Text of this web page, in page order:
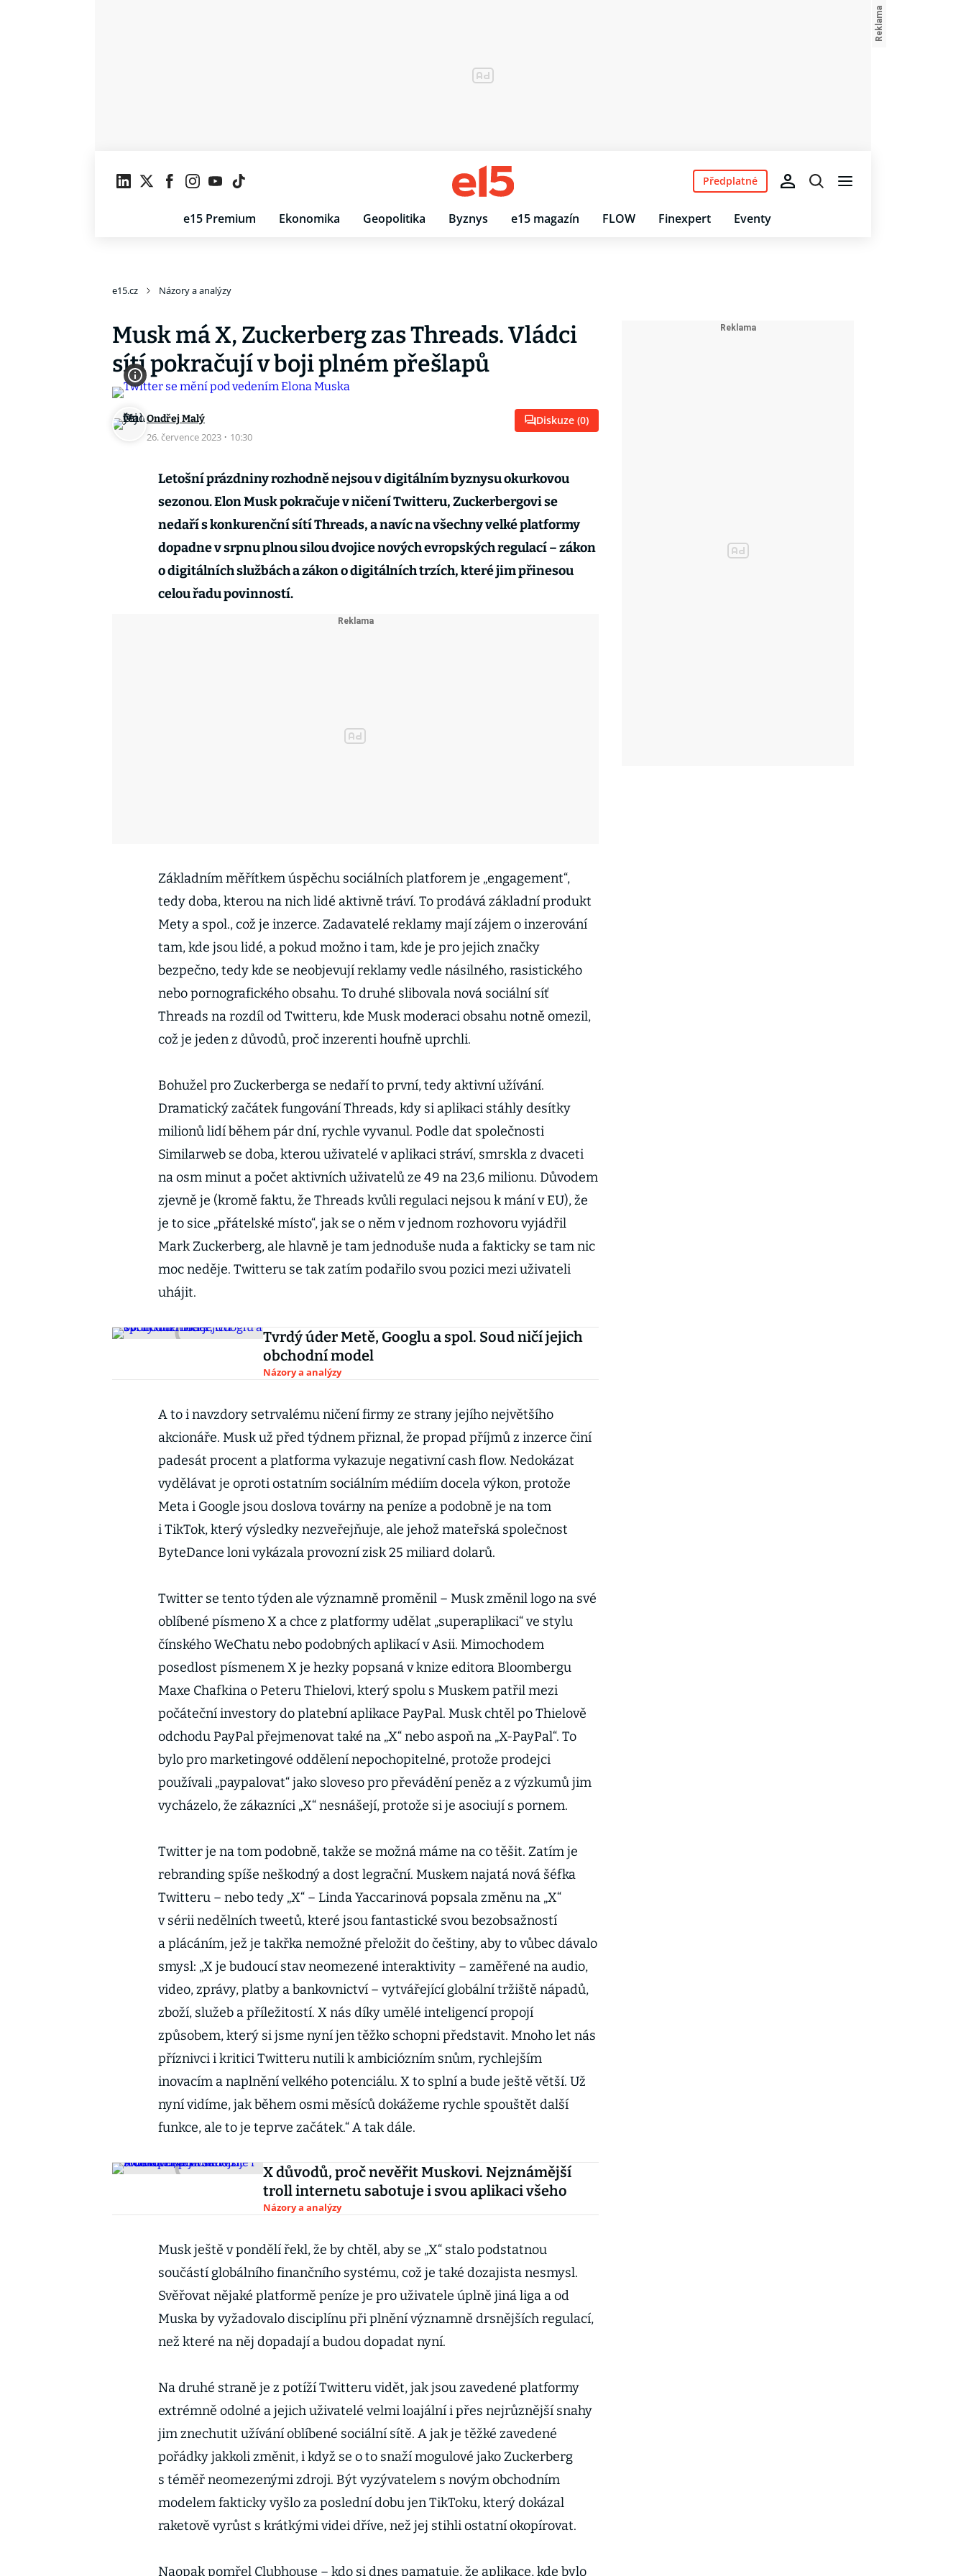
e15 Premium Ekonomika Geopolitika Byznys e15 magazín FLOW Finexpert Eventy
Předplatné
e15.cz Názory a analýzy
Musk má X, Zuckerberg zas Threads. Vládci
sítí pokračují v boji plném přešlapů
Ondřej Malý
26. července 2023 · 10:30
Diskuze (0)
Letošní prázdniny rozhodně nejsou v digitálním byznysu okurkovou
sezonou. Elon Musk pokračuje v ničení Twitteru, Zuckerbergovi se
nedaří s konkurenční sítí Threads, a navíc na všechny velké platformy
dopadne v srp­nu plnou silou dvojice nových evropských regulací – zákon
o digitálních službách a zákon o digitálních trzích, které jim přinesou
celou řadu povinností.
Základním měřítkem úspěchu sociálních platforem je „engagement“,
tedy doba, kterou na nich lidé aktivně tráví. To prodává základní produkt
Mety a spol., což je inzerce. Zadavatelé reklamy mají zájem o inzerování
tam, kde jsou lidé, a pokud možno i tam, kde je pro jejich značky
bezpečno, tedy kde se neobjevují reklamy vedle násilného, rasistického
nebo pornografického obsahu. To druhé slibovala nová sociální síť
Threads na rozdíl od Twitteru, kde Musk moderaci obsahu notně omezil,
což je jeden z důvodů, proč inzerenti houfně uprchli.
Bohužel pro Zuckerberga se nedaří to první, tedy aktivní užívání.
Dramatický začátek fungování Threads, kdy si aplikaci stáhly desítky
milionů lidí během pár dní, rychle vyvanul. Podle dat společnosti
Similarweb se doba, kterou uživatelé v aplikaci stráví, smrskla z dvaceti
na osm minut a počet aktivních uživatelů ze 49 na 23,6 milionu. Důvodem
zjevně je (kromě faktu, že Threads kvůli regulaci nejsou k mání v EU), že
je to sice „přátelské místo“, jak se o něm v jednom rozhovoru vyjádřil
Mark Zuckerberg, ale hlavně je tam jednoduše nuda a fakticky se tam nic
moc neděje. Twitteru se tak zatím podařilo svou pozici mezi uživateli
uhájit.
Tvrdý úder Metě, Googlu a spol. Soud ničí jejich
obchodní model
Názory a analýzy
A to i navzdory setrvalému ničení firmy ze strany jejího největšího
akcionáře. Musk už před týdnem přiznal, že propad příjmů z inzerce činí
padesát procent a platforma vykazuje negativní cash flow. Nedokázat
vydělávat je oproti ostatním sociálním médiím docela výkon, protože
Meta i Google jsou doslova továrny na peníze a podobně je na tom
i TikTok, který výsledky nezveřejňuje, ale jehož mateřská společnost
ByteDance loni vykázala provozní zisk 25 miliard dolarů.
Twitter se tento týden ale významně proměnil – Musk změnil logo na své
oblíbené písmeno X a chce z platformy udělat „superaplikaci“ ve stylu
čínského WeChatu nebo podobných aplikací v Asii. Mimochodem
posedlost písmenem X je hezky popsaná v knize editora Bloombergu
Maxe Chafkina o Peteru Thielovi, který spolu s Muskem patřil mezi
počáteční investory do platební aplikace PayPal. Musk chtěl po Thielově
odchodu PayPal přejmenovat také na „X“ nebo aspoň na „X-PayPal“. To
bylo pro marketingové oddělení nepochopitelné, protože prodejci
používali „paypalovat“ jako sloveso pro převádění peněz a z výzkumů jim
vycházelo, že zákazníci „X“ nesnášejí, protože si je asociují s pornem.
Twitter je na tom podobně, takže se možná máme na co těšit. Zatím je
rebranding spíše neškodný a dost legrační. Muskem najatá nová šéfka
Twitteru – nebo tedy „X“ – Linda Yaccarinová popsala změnu na „X“
v sérii nedělních tweetů, které jsou fantastické svou bezobsažností
a plácáním, jež je takřka nemožné přeložit do češtiny, aby to vůbec dávalo
smysl: „X je budoucí stav neomezené interaktivity – zaměřené na audio,
video, zprávy, platby a bankovnictví – vytvářející globální tržiště nápadů,
zboží, služeb a příležitostí. X nás díky umělé inteligencí propojí
způsobem, který si jsme nyní jen těžko schopni představit. Mnoho let nás
příznivci i kritici Twitteru nutili k ambiciózním snům, rychlejším
inovacím a naplnění velkého potenciálu. X to splní a bude ještě větší. Už
nyní vidíme, jak během osmi měsíců dokážeme rychle spouštět další
funkce, ale to je teprve začátek.“ A tak dále.
X důvodů, proč nevěřit Muskovi. Nejznámější
troll internetu sabotuje i svou aplikaci všeho
Názory a analýzy
Musk ještě v pondělí řekl, že by chtěl, aby se „X“ stalo podstatnou
součástí globálního finančního systému, což je také dozajista nesmysl.
Svěřovat nějaké platformě peníze je pro uživatele úplně jiná liga a od
Muska by vyžadovalo disciplínu při plnění významně drsnějších regulací,
než které na něj dopadají a budou dopadat nyní.
Na druhé straně je z potíží Twitteru vidět, jak jsou zavedené platformy
extrémně odolné a jejich uživatelé velmi loajální i přes nejrůznější snahy
jim znechutit užívání oblíbené sociální sítě. A jak je těžké zavedené
pořádky jakkoli změnit, i když se o to snaží mogulové jako Zuckerberg
s téměř neomezenými zdroji. Být vyzývatelem s novým obchodním
modelem fakticky vyšlo za poslední dobu jen TikToku, který dokázal
raketově vyrůst s krátkými videi dříve, než jej stihli ostatní okopírovat.
Naopak pomřel Clubhouse – kdo si dnes pamatuje, že aplikace, kde bylo